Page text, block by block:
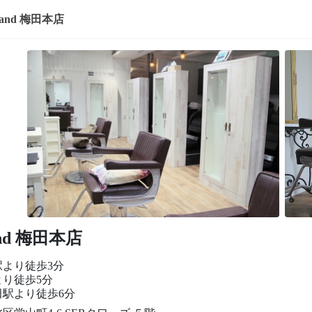
梅田本店
梅田本店
り徒歩3分
徒歩5分
より徒歩6分